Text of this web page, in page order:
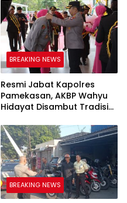
BREAKING NEWS
Resmi Jabat Kapolres
Pamekasan, AKBP Wahyu
Hidayat Disambut Tradisi
BREAKING NEWS